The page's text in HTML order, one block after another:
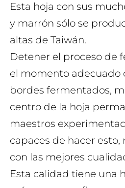
Esta hoja con sus
y marrón sólo se
altas de Taiwán.
Detener el proceso de
el momento adecuado
bordes fermentados,
centro de la hoja
maestros
capaces de hacer
con las mejores
Esta calidad tiene una